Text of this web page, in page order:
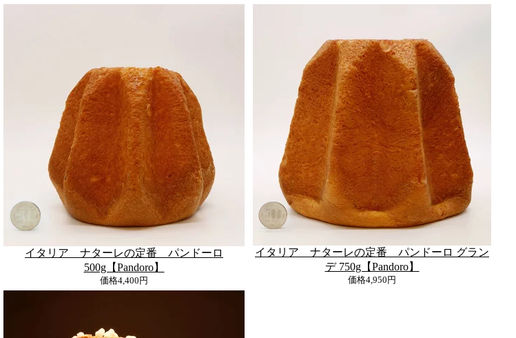
イタリア ナターレの定番 パンドーロ
500g【Pandoro】
価格4,400円
イタリア ナターレの定番 パンドーロ グラン
デ 750g【Pandoro】
価格4,950円